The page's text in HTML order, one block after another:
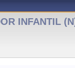
INFANTIL